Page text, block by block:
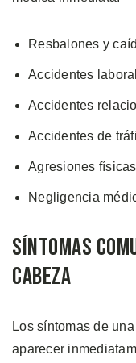
Resbalones y
Accidentes
Accidentes
Accidentes de
Agresiones
Negligencia
Síntomas
Cabeza
Los síntomas de
aparecer